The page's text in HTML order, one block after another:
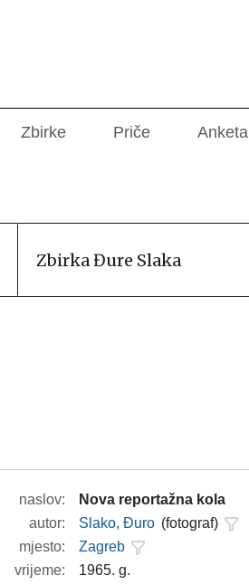
Zbirke Priče Anketa
Zbirka Đure Slaka
naslov:
Nova reportažna kola
autor:
Slako, Đuro (fotograf)
mjesto:
Zagreb
vrijeme:
1965. g.